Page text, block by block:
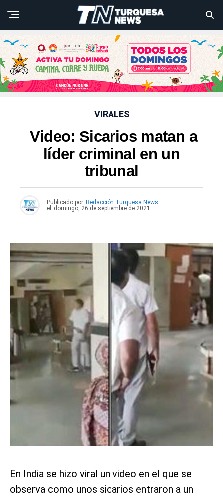
VIRALES
Video: Sicarios matan a
líder criminal en un
tribunal
Publicado por Redacción Turquesa News
el
domingo, 26 de septiembre de 2021
En India se hizo viral un video en el que se
observa como unos sicarios entraron a un